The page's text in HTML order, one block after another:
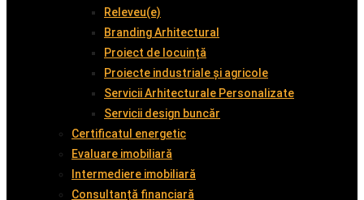
Releveu(e)
Branding Arhitectural
Proiect de locuință
Proiecte industriale și agricole
Servicii Arhitecturale Personalizate
Servicii design buncăr
Certificatul energetic
Evaluare imobiliară
Intermediere imobiliară
Consultanță financiară